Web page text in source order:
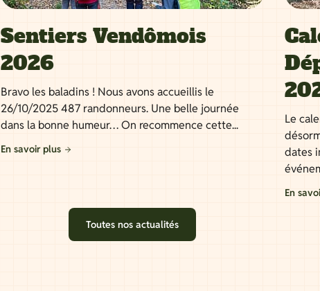
Sentiers Vendômois
2026
Bravo les baladins ! Nous avons accueillis le
26/10/2025 487 randonneurs. Une belle journée
dans la bonne humeur… On recommence cette...
En savoir plus
Le
dates
En
Toutes nos actualités